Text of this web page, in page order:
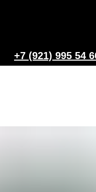
+7 (921) 995 54